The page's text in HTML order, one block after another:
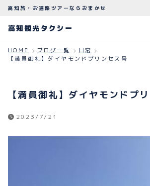
高知観光タクシー
ABOUT
PLAN
観光プラン
高知旅・お遍路ツアーならおまかせ
高知観光タクシー
HOME ブログ一覧
日常
【満員御礼】ダイヤモンドプリンセス号
【満員御礼】ダイヤモンドプ
2023/7/21